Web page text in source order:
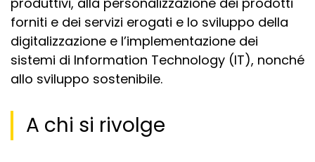
forniti e dei servizi erogati e lo sviluppo della
digitalizzazione e l’implementazione dei
sistemi di Information Technology (IT), nonché
allo sviluppo sostenibile.
A chi si rivolge